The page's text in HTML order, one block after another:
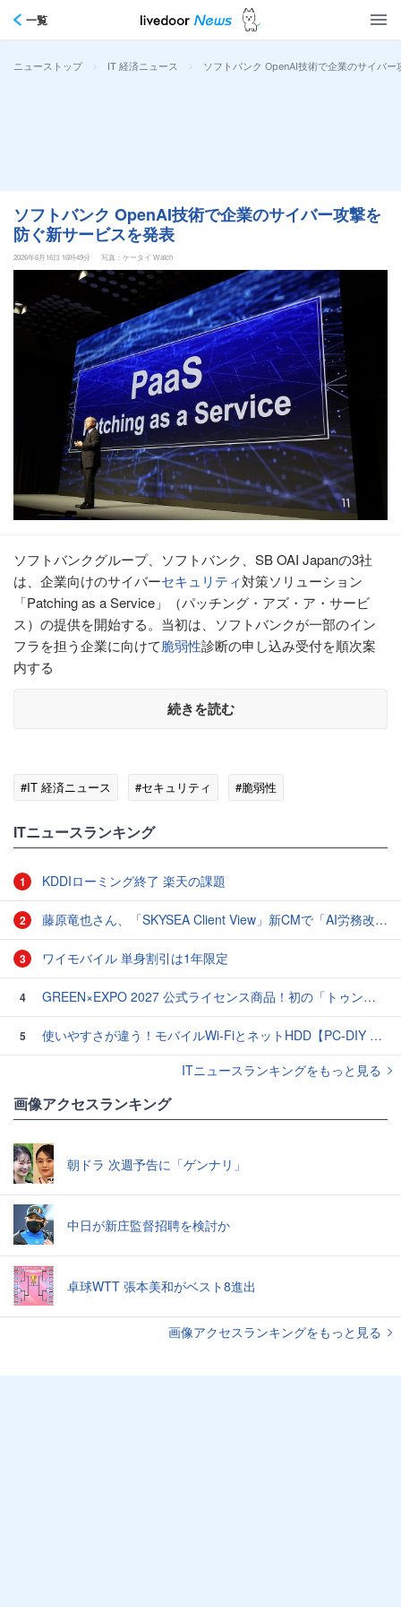
一覧
ニューストップ > IT 経済ニュース > ソフトバンク OpenAI技術で企業のサイバ
ソフトバンク OpenAI技術で企業のサイバー攻撃を
防ぐ新サービスを発表
2026年6月16日 16時49分 写真：ケータイ Watch
ソフトバンクグループ、ソフトバンク、SB OAI Japanの3社
は、企業向けのサイバーセキュリティ対策ソリューション
「Patching as a Service」（パッチング・アズ・ア・サービ
ス）の提供を開始する。当初は、ソフトバンクが一部のイン
フラを担う企業に向けて脆弱性診断の申し込み受付を順次案
内する
続きを読む
#IT 経済ニュース #セキュリティ #脆弱性
ITニュースランキング
1 KDDIローミング終了 楽天の課題
2 藤原竜也さん、「SKYSEA Client View」新CMで「AI労務改善」をアピール 働き方をAIが分析したら「すぐに休んで」と言われる？
3 ワイモバイル 単身割引は1年限定
4 GREEN×EXPO 2027 公式ライセンス商品！初の「トゥンクトゥンク」公式LINEスタンプ、販売開始
5
使いやすさが違う！モバイルWi-FiとネットHDD【PC-DIY 秋の陣】
ITニュースランキングをもっと見る
画像アクセスランキング
朝ドラ 次週予告に「ゲンナリ」
中日が新庄監督招聘を検討か
卓球WTT 張本美和がベスト8進出
画像アクセスランキングをもっと見る